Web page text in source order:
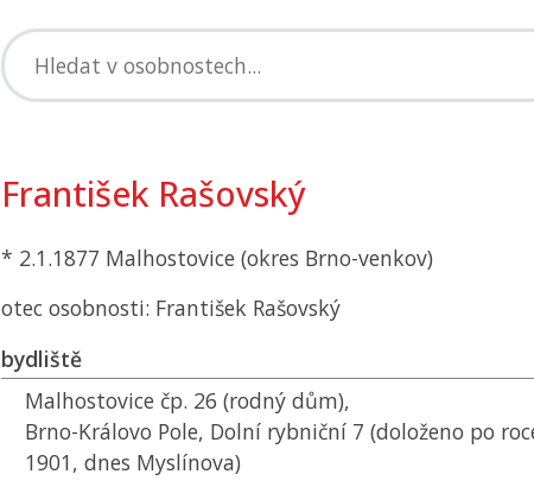
František Rašovský
* 2.1.1877 Malhostovice (okres Brno-venkov)
otec osobnosti: František Rašovský
bydliště
Malhostovice čp. 26 (rodný dům),
Brno-Královo Pole, Dolní rybniční 7 (doloženo po
1901, dnes Myslínova)